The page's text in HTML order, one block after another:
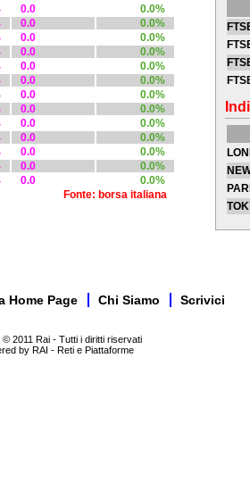
0.0
0.0%
0.0
0.0%
0.0
0.0%
0.0
0.0%
0.0
0.0%
0.0
0.0%
0.0
0.0%
0.0
0.0%
0.0
0.0%
0.0
0.0%
0.0
0.0%
0.0
0.0%
0.0
0.0%
Fonte: borsa italiana
Home Page Chi Siamo Scrivici
© 2011 Rai - Tutti i diritti riservati
by RAI - Reti e Piattaforme